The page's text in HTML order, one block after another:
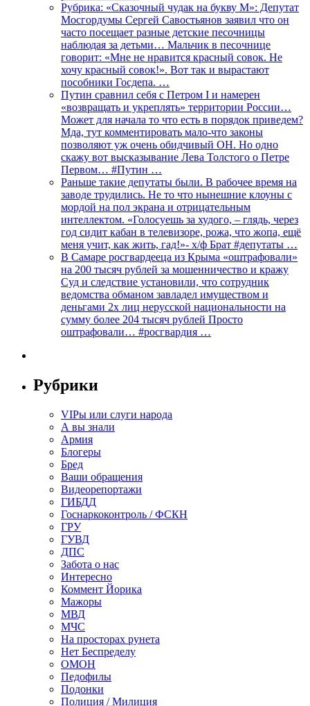
Рубрика: «Сказочный чудак на букву М»: Депутат
Мосгордумы Сергей Савостьянов заявил что он
часто посещает разные детские песочницы
наблюдая за детьми… Мальчик в песочнице
говорит: «Мне не нравится красный совок. Не
хочу красный совок!». Вот так и вырастают
пособники Госдепа. …
Путин сравнил себя с Петром I и намерен
«возвращать и укреплять» территории России…
Может для начала то что есть в порядок приведем?
Мда, тут комментировать мало-что законы
позволяют уж очень обидчивый ОН. Но одно
скажу вот высказывание Лева Толстого о Петре
Первом… #Путин …
Раньше такие депутаты были. В рабочее время на
заводе трудились. Не то что нынешние клоуны с
мордой на пол экрана и отрицательным
интеллектом. «Голосуешь за худого, – глядь, через
год сидит кабан в телевизоре, рожа, что жопа, ещё
меня учит, как жить, гад!»- х/ф Брат #депутаты …
В Самаре росгвардееца из Крыма «оштрафовали»
на 200 тысяч рублей за мошенничество и кражу
Суд и следствие установили, что сотрудник
ведомства обманом завладел имуществом и
деньгами 2х лиц нерусской национальности на
сумму более 204 тысяч рублей Просто
оштрафовали… #росгвардия …
Рубрики
VIPы или слуги народа
А вы знали
Армия
Блогеры
Бред
Ваши обращения
Видеорепортажи
ГИБДД
Госнаркоконтроль / ФСКН
ГРУ
ГУВД
ДПС
Забота о нас
Интересно
Коммент Йорика
Мажоры
МВД
МЧС
На просторах рунета
Нет Беспределу
ОМОН
Педофилы
Подонки
Полиция / Милиция